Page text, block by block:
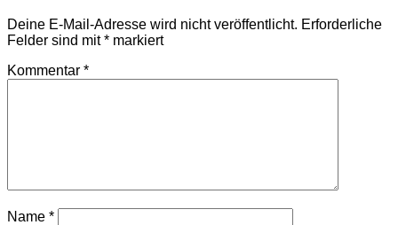
Deine E-Mail-Adresse wird nicht veröffentlicht. Erforderliche
Felder sind mit* markiert
Kommentar *
Name *